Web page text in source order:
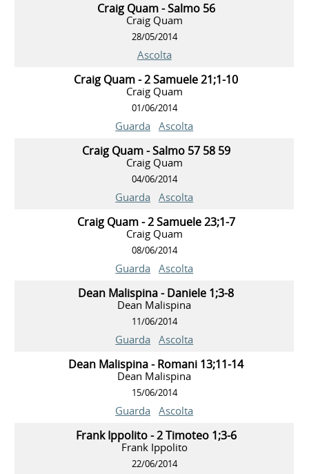
Craig Quam - Salmo 56
Craig Quam
28/05/2014
Ascolta
Craig Quam - 2 Samuele 21;1-10
Craig Quam
01/06/2014
Guarda Ascolta
Craig Quam - Salmo 57 58 59
Craig Quam
04/06/2014
Guarda Ascolta
Craig Quam - 2 Samuele 23;1-7
Craig Quam
08/06/2014
Guarda Ascolta
Dean Malispina - Daniele 1;3-8
Dean Malispina
11/06/2014
Guarda Ascolta
Dean Malispina - Romani 13;11-14
Dean Malispina
15/06/2014
Guarda Ascolta
Frank Ippolito - 2 Timoteo 1;3-6
Frank Ippolito
22/06/2014